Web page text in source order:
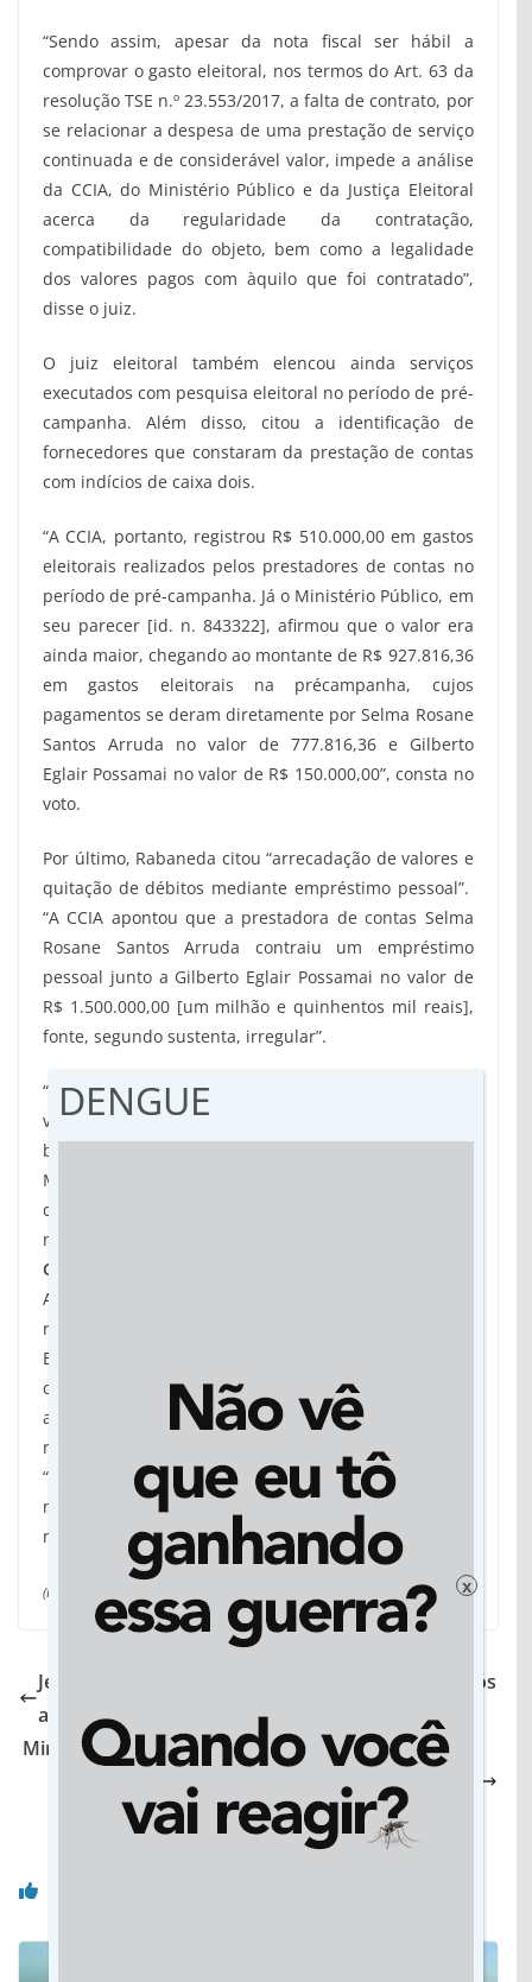
“Sendo assim, apesar da nota fiscal ser hábil a
comprovar o gasto eleitoral, nos termos do Art. 63 da
resolução TSE n.º 23.553/2017, a falta de contrato, por
se relacionar a despesa de uma prestação de serviço
continuada e de considerável valor, impede a análise
da CCIA, do Ministério Público e da Justiça Eleitoral
acerca da regularidade da contratação,
compatibilidade do objeto, bem como a legalidade
dos valores pagos com àquilo que foi contratado”,
disse o juiz.
O juiz eleitoral também elencou ainda serviços
executados com pesquisa eleitoral no período de pré-
campanha. Além disso, citou a identificação de
fornecedores que constaram da prestação de contas
com indícios de caixa dois.
“A CCIA, portanto, registrou R$ 510.000,00 em gastos
eleitorais realizados pelos prestadores de contas no
período de pré-campanha. Já o Ministério Público, em
seu parecer [id. n. 843322], afirmou que o valor era
ainda maior, chegando ao montante de R$ 927.816,36
em gastos eleitorais na précampanha, cujos
pagamentos se deram diretamente por Selma Rosane
Santos Arruda no valor de 777.816,36 e Gilberto
Eglair Possamai no valor de R$ 150.000,00”, consta no
voto.
Por último, Rabaneda citou “arrecadação de valores e
quitação de débitos mediante empréstimo pessoal”.
“A CCIA apontou que a prestadora de contas Selma
Rosane Santos Arruda contraiu um empréstimo
pessoal junto a Gilberto Eglair Possamai no valor de
R$ 1.500.000,00 [um milhão e quinhentos mil reais],
fonte, segundo sustenta, irregular”.
“Logo, diante da irregularidade na arrecadação dos
valores utilizados para quitação de gastos eleitorais,
bem ainda diante das constatações apontadas pelo
Ministério Público, aqui agregadas como razão de
decidir, a reprovação das contas também por este
motivo é medida de rigor”, escreveu o magistrado.
Outro Lado
A defesa da senadora diplomada afirmou que irá
recorrer da decisão do Tribunal Regional
Eleitoral. Conforme o advogado Diogo Sachs, todas as
contas de pré-campanha e campanha foram
analisadas pelo TRE e comprovada a licitude dos
recursos, excluindo a prática de caixa 2.
“A defesa irá comprovar no recurso que o valor gasto
não ultrapassou o limite permitido, que é de R$ 3
milhões”, afirmou Sachs.
(Por Camila Ribeiro, do Midianews)
Jean Wyllys desiste de mandato e deixa Brasil após
ameaças
Minas Gerais: Bombeiros afirmam que há cerca de
200 desaparecidos em Brumadinho, após
rompimento de barragem
DENGUE
x